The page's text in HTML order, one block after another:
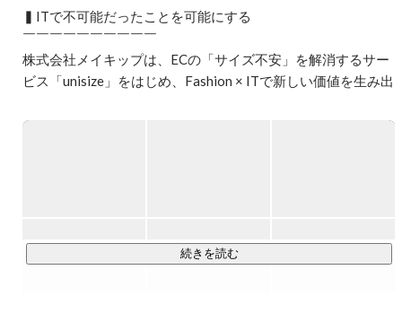
▍ITで不可能だったことを可能にする
￣￣￣￣￣￣￣￣￣￣
株式会社メイキップは、ECの「サイズ不安」を解消するサー
ビス「unisize」をはじめ、Fashion × ITで新しい価値を生み出
社名「Makip」は「Make IT Possible」を縮めた造語であり、
「この洋服、試着できたらいいのにな。」
続きを読む